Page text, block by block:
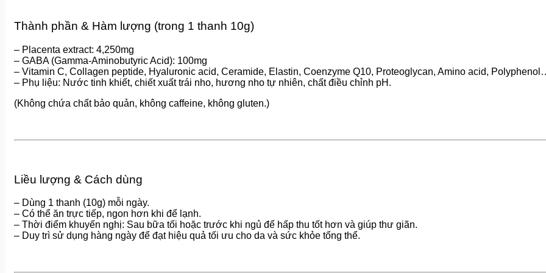
Thành phần & Hàm lượng (trong 1 thanh 10g)
– Placenta extract: 4,250mg
– GABA (Gamma-Aminobutyric Acid): 100mg
– Vitamin C, Collagen peptide, Hyaluronic acid, Ceramide, Elastin, Coenzyme Q10, Proteoglycan, Amino acid,
– Phụ liệu: Nước tinh khiết, chiết xuất trái nho, hương nho tự nhiên, chất điều chỉnh pH.
(Không chứa chất bảo quản, không caffeine, không gluten.)
Liều lượng & Cách dùng
– Dùng 1 thanh (10g) mỗi ngày.
– Có thể ăn trực tiếp, ngon hơn khi để lạnh.
– Thời điểm khuyến nghị: Sau bữa tối hoặc trước khi ngủ để hấp thu tốt hơn và giúp thư giãn.
– Duy trì sử dụng hàng ngày để đạt hiệu quả tối ưu cho da và sức khỏe tổng thể.